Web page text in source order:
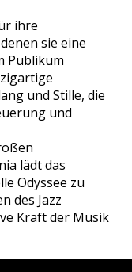
ihre
sie eine
Publikum
und Stille, die
und
lädt das
Odyssee zu
des Jazz
Kraft der Musik